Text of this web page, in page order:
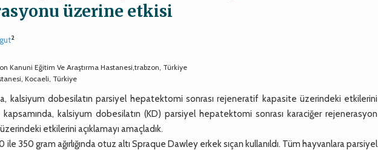
üzerine etkisi
2
Kanuni Eğitim Ve Araştırma Hastanesi,trabzon, Türkiye
Kocaeli, Türkiye
kalsiyum dobesilatın parsiyel hepatektomi sonrası rejeneratif kapasite üzerindeki etkilerini
kalsiyum dobesilatın (KD) parsiyel hepatektomi sonrası karaciğer rejenerasyon
etkilerini açıklamayı amaçladık.
ile 350 gram ağırlığında otuz altı Spraque Dawley erkek sıçan kullanıldı. Tüm hayvanlara parsiyel